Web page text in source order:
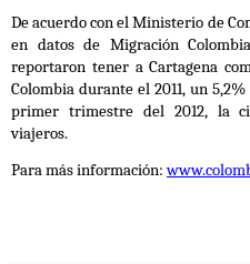
De acuerdo con el Ministerio de
en datos de Migración
reportaron tener a Cartagena
Colombia durante el 2011, un
primer trimestre del 2012, la
viajeros.
Para más información: